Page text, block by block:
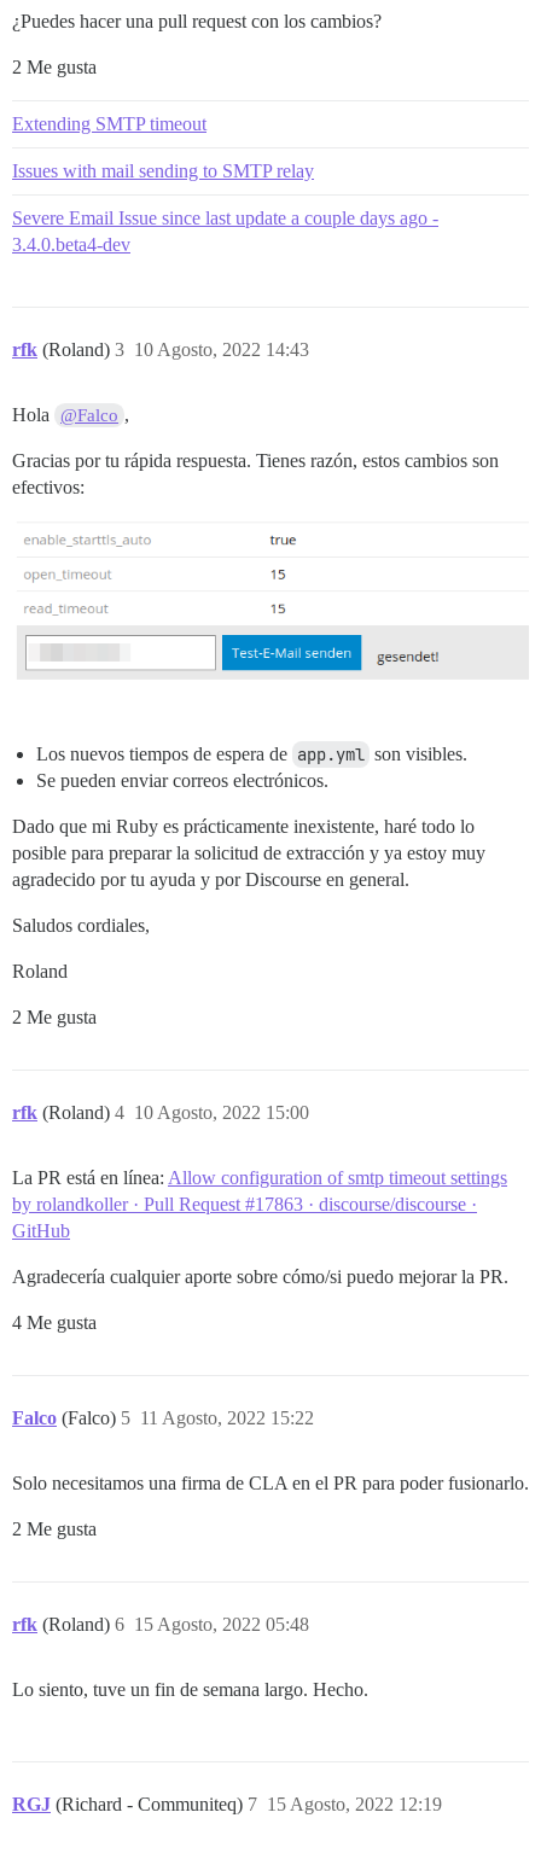
¿Puedes hacer una pull request con los cambios?
2 Me gusta
Extending SMTP timeout
Issues with mail sending to SMTP relay
Severe Email Issue since last update a couple days ago -
3.4.0.beta4-dev
rfk (Roland) 10 Agosto, 2022 14:43
3
Hola @Falco ,
Gracias por tu rápida respuesta. Tienes razón, estos cambios son
efectivos:
Los nuevos tiempos de espera de app.yml son visibles.
Se pueden enviar correos electrónicos.
Dado que mi Ruby es prácticamente inexistente, haré todo lo
posible para preparar la solicitud de extracción y ya estoy muy
agradecido por tu ayuda y por Discourse en general.
Saludos cordiales,
Roland
2 Me gusta
rfk (Roland) 10 Agosto, 2022 15:00
4
La PR está en línea: Allow configuration of smtp timeout settings
by rolandkoller · Pull Request #17863 · discourse/discourse ·
GitHub
Agradecería cualquier aporte sobre cómo/si puedo mejorar la PR.
4 Me gusta
Falco (Falco) 11 Agosto, 2022 15:22
5
Solo necesitamos una firma de CLA en el PR para poder fusionarlo.
2 Me gusta
rfk (Roland) 15 Agosto, 2022 05:48
6
Lo siento, tuve un fin de semana largo. Hecho.
RGJ (Richard - Communiteq) 15 Agosto, 2022 12:19
7